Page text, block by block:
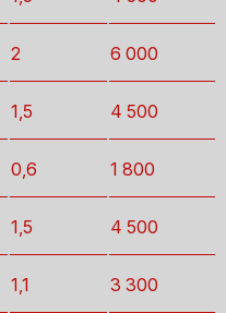
2 6 000
1,5 4 500
0,6 1 800
1,5 4 500
1,1 3 300